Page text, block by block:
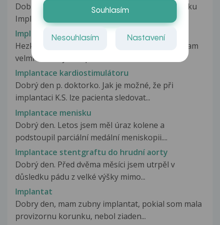
Dobrý den, mám od října 2011 zavedenou tyčinku
Implanon. Každý měsíc mám menstruaci...
Implantace celého chrupu
Hezky den,mam více otázek,pracuji v cizině a mam
velmi zkažený chrup,a to tak,ze...
Implantace kardiostimulátoru
Dobrý den p. doktorko. Jak je možné, že při
implantaci K.S. lze pacienta sledovat...
Implantace menisku
Dobrý den. Letos jsem měl úraz kolene a
podstoupil parciální medální meniskopii....
Implantace stentgraftu do hrudní aorty
Dobrý den. Před dvěma měsíci jsem utrpěl v
důsledku pádu z velké výšky mimo...
Implantat
Dobry den, mam zubny implantat, pokial som mala
provizornu korunku, nebol ziaden...
Souhlasím
Nesouhlasím Nastavení